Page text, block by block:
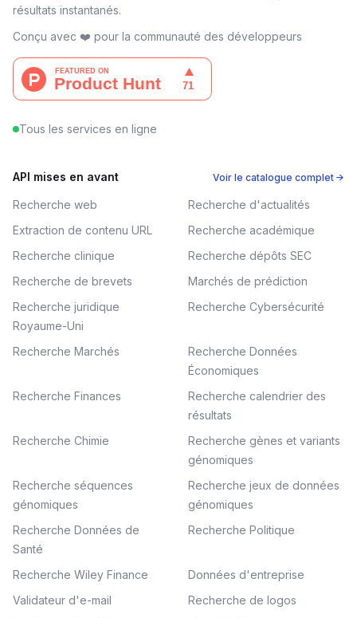
résultats instantanés.
Conçu avec ❤️ pour la communauté des développeurs
Tous les services en ligne
API mises en avant Voir le catalogue complet →
Recherche web
Recherche d'actualités
Extraction de contenu URL
Recherche académique
Recherche clinique
Recherche dépôts SEC
Recherche de brevets
Marchés de prédiction
Recherche juridique
Royaume-Uni
Recherche Cybersécurité
Recherche Marchés
Recherche Données
Économiques
Recherche Finances
Recherche calendrier des
résultats
Recherche Chimie
Recherche gènes et variants
génomiques
Recherche séquences
génomiques
Recherche jeux de données
génomiques
Recherche Données de
Santé
Recherche Politique
Recherche Wiley Finance
Données d'entreprise
Validateur d'e-mail
Recherche de logos